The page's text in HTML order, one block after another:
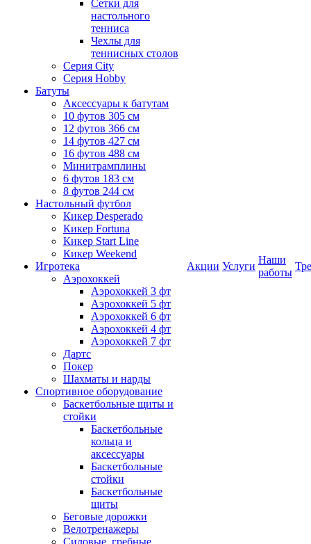
Сетки для
настольного
тенниса
Чехлы для
теннисных столов
Серия City
Серия Hobby
Батуты
Аксессуары к батутам
10 футов 305 см
12 футов 366 см
14 футов 427 см
16 футов 488 см
Минитрамплины
6 футов 183 см
8 футов 244 см
Настольный футбол
Кикер Desperado
Кикер Fortuna
Кикер Start Line
Кикер Weekend
Игротека
Аэрохоккей
Аэрохоккей 3 фт
Аэрохоккей 5 фт
Аэрохоккей 6 фт
Аэрохоккей 4 фт
Аэрохоккей 7 фт
Дартс
Покер
Шахматы и нарды
Спортивное оборудование
Баскетбольные щиты и
стойки
Баскетбольные
кольца и
аксессуары
Баскетбольные
стойки
Баскетбольные
щиты
Беговые дорожки
Велотренажеры
Силовые, гребные,
Акции Услуги
Наши
работы